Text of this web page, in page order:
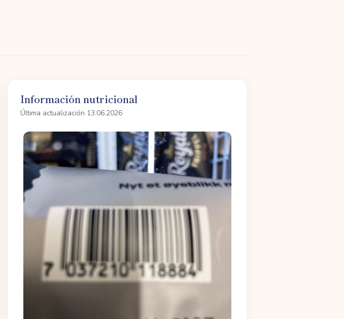
Información nutricional
Última actualización 13.06.2026